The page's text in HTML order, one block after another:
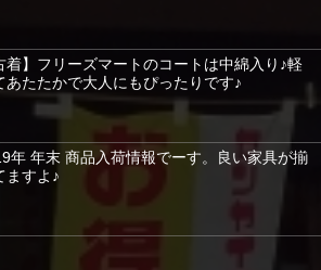
着】フリーズマートのコートは中綿入り♪軽
あたたかで大人にもぴったりです♪
年 年末 商品入荷情報でーす。良い家具が揃
ますよ♪